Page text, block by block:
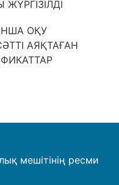
ОҚУ
АЯҚТАҒАН
мешітінің ресми